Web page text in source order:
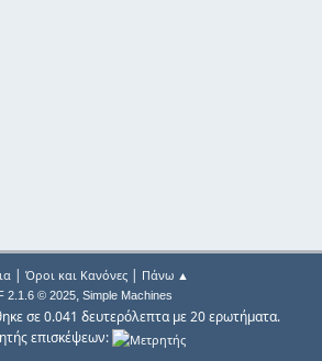
| Όροι και Κανόνες| Πάνω ▲
2.1.6 © 2025, Simple Machines
σε 0.041 δευτερόλεπτα με 20 ερωτήματα.
επισκέψεων: